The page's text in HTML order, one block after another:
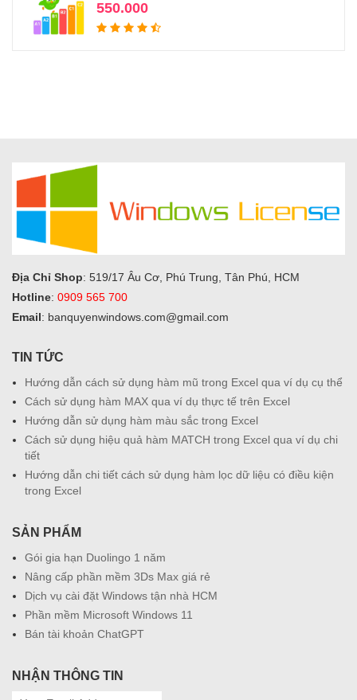
550.000
Địa Chỉ Shop: 519/17 Âu Cơ, Phú Trung, Tân Phú, HCM
Hotline: 0909 565 700
Email: banquyenwindows.com@gmail.com
TIN TỨC
Hướng dẫn cách sử dụng hàm mũ trong Excel qua ví dụ cụ thể
Cách sử dụng hàm MAX qua ví dụ thực tế trên Excel
Hướng dẫn sử dụng hàm màu sắc trong Excel
Cách sử dụng hiệu quả hàm MATCH trong Excel qua ví dụ chi
tiết
Hướng dẫn chi tiết cách sử dụng hàm lọc dữ liệu có điều kiện
trong Excel
SẢN PHẨM
Gói gia hạn Duolingo 1 năm
Nâng cấp phần mềm 3Ds Max giá rẻ
Dịch vụ cài đặt Windows tận nhà HCM
Phần mềm Microsoft Windows 11
Bán tài khoản ChatGPT
NHẬN THÔNG TIN